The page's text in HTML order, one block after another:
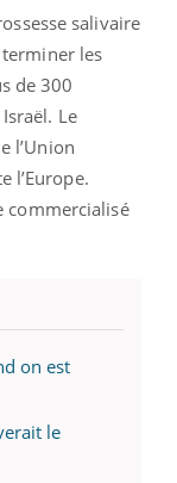
salivaire
terminer les
de 300
Le
l’Union
l’Europe.
commercialisé
on est
le